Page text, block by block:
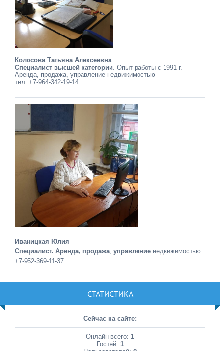
Колосова Татьяна Алексеевна
Специалист высшей категории . Опыт работы с 1991 г.
Аренда, продажа, управление недвижимостью
тел: +7-964-342-19-14
Иваницкая Юлия
Специалист. Аренда, продажа управление недвижимостью.
+7-952-369-11-37
СТАТИСТИКА
Сейчас на сайте:
Онлайн всего: 1
Гостей: 1